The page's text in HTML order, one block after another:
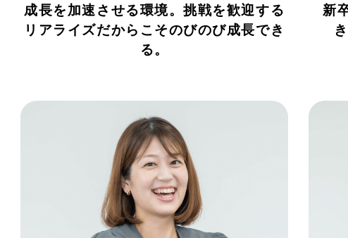
成長を加速させる環境。挑戦を歓迎する
リアライズだからこそのびのび成長でき
る。
新